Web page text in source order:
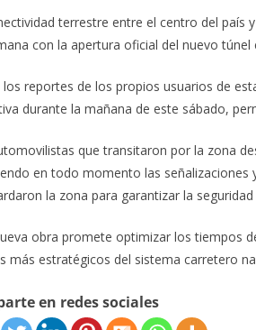
terrestre entre el centro del país
con la apertura oficial del nuevo
los reportes de los propios usuarios de
durante la mañana de este sábado,
que transitaron por la zona
en todo momento las señalizaciones
la zona para garantizar la
obra promete optimizar los tiempos
más estratégicos del sistema carretero
en redes sociales